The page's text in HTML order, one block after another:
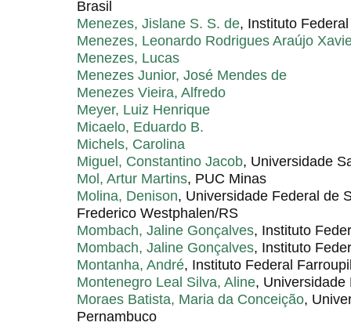
Brasil
Menezes, Jislane S. S. de, Instituto
Menezes, Leonardo Rodrigues Araújo
Menezes, Lucas
Menezes Junior, José Mendes de
Menezes Vieira, Alfredo
Meyer, Luiz Henrique
Micaelo, Eduardo B.
Michels, Carolina
Miguel, Constantino Jacob, Universidade
Mol, Artur Martins, PUC Minas
Molina, Denison, Universidade Federal de
Frederico Westphalen/RS
Mombach, Jaline Gonçalves, Instituto
Mombach, Jaline Gonçalves, Instituto
Montanha, André, Instituto Federal
Montenegro Leal Silva, Aline,
Moraes Batista, Maria da Conceição,
Pernambuco